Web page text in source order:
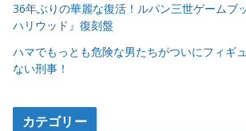
36年ぶりの華麗な復活！ルパン三世ゲームブ
ハリウッド』復刻盤
ハマでもっとも危険な男たちがついにフィギ
ない刑事！
カテゴリー